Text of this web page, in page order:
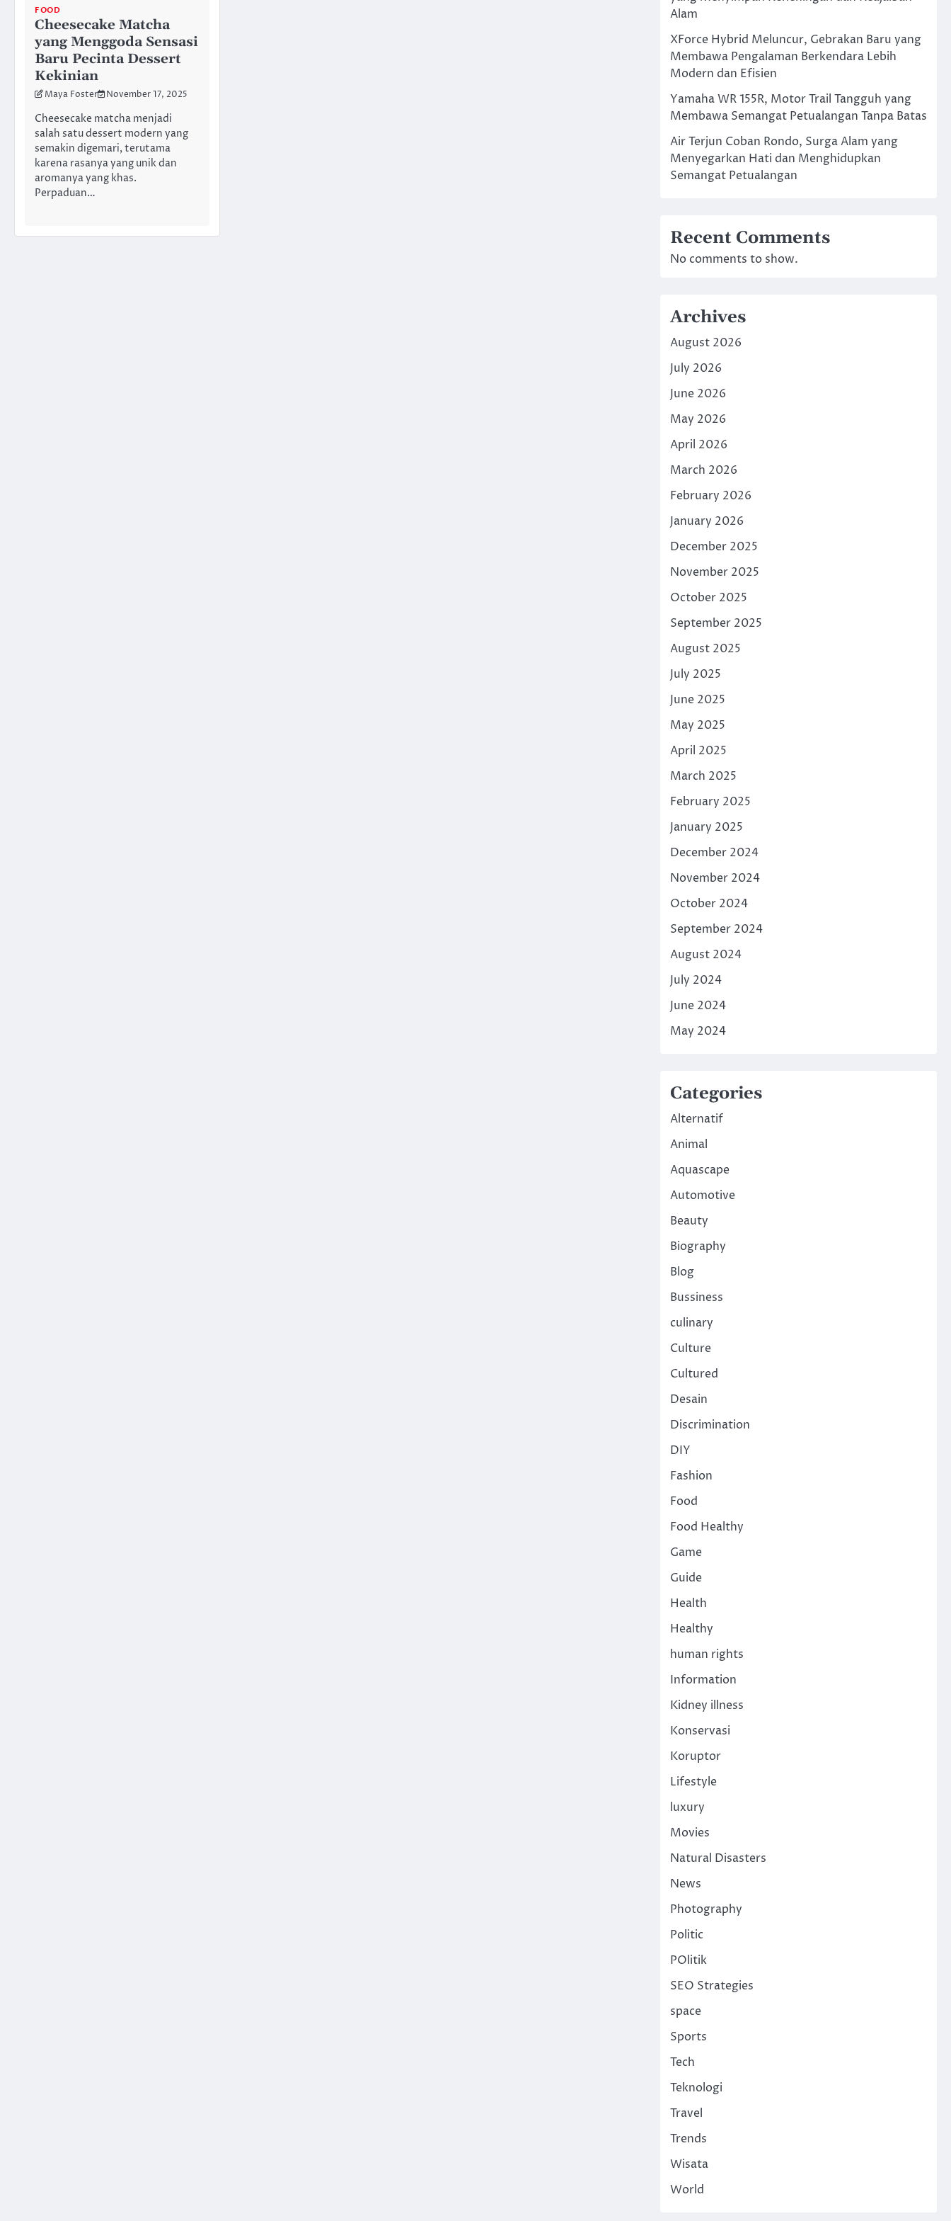
FOOD
Cheesecake Matcha
yang Menggoda Sensasi
Baru Pecinta Dessert
Kekinian
Maya Foster November 17, 2025
Cheesecake matcha menjadi
salah satu dessert modern yang
semakin digemari, terutama
karena rasanya yang unik dan
aromanya yang khas.
Perpaduan…
Alam
XForce Hybrid Meluncur, Gebrakan Baru yang
Membawa Pengalaman Berkendara Lebih
Modern dan Efisien
Yamaha WR 155R, Motor Trail Tangguh yang
Membawa Semangat Petualangan Tanpa Batas
Air Terjun Coban Rondo, Surga Alam yang
Menyegarkan Hati dan Menghidupkan
Semangat Petualangan
Recent Comments
No comments to show.
Archives
August 2026
July 2026
June 2026
May 2026
April 2026
March 2026
February 2026
January 2026
December 2025
November 2025
October 2025
September 2025
August 2025
July 2025
June 2025
May 2025
April 2025
March 2025
February 2025
January 2025
December 2024
November 2024
October 2024
September 2024
August 2024
July 2024
June 2024
May 2024
Categories
Alternatif
Animal
Aquascape
Automotive
Beauty
Biography
Blog
Bussiness
culinary
Culture
Cultured
Desain
Discrimination
DIY
Fashion
Food
Food Healthy
Game
Guide
Health
Healthy
human rights
Information
Kidney illness
Konservasi
Koruptor
Lifestyle
luxury
Movies
Natural Disasters
News
Photography
Politic
POlitik
SEO Strategies
space
Sports
Tech
Teknologi
Travel
Trends
Wisata
World